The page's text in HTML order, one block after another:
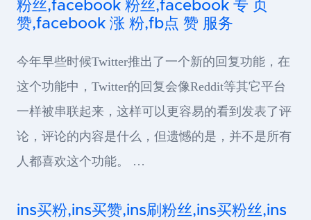
粉丝,facebook 粉丝,facebook 专 页
赞,facebook 涨 粉,fb点 赞 服务
今年早些时候Twitter推出了一个新的回复功能，在
这个功能中，Twitter的回复会像Reddit等其它平台
一样被串联起来，这样可以更容易的看到发表了评
论，评论的内容是什么，但遗憾的是，并不是所有
人都喜欢这个功能。 …
ins买粉,ins买赞,ins刷粉丝,ins买粉丝,ins